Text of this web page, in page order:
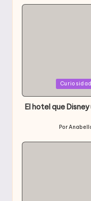
por
El hotel que
Publicado
Por